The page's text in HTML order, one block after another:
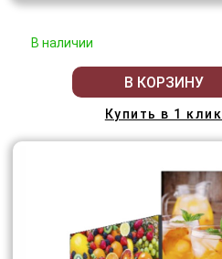
В наличии
В КОРЗИНУ
Купить в 1 клик